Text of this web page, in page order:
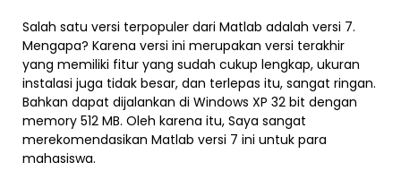
Salah satu versi terpopuler dari Matlab adalah versi 7.
Mengapa? Karena versi ini merupakan versi terakhir
yang memiliki fitur yang sudah cukup lengkap, ukuran
instalasi juga tidak besar, dan terlepas itu, sangat ringan.
Bahkan dapat dijalankan di Windows XP 32 bit dengan
memory 512 MB. Oleh karena itu, Saya sangat
merekomendasikan Matlab versi 7 ini untuk para
mahasiswa.